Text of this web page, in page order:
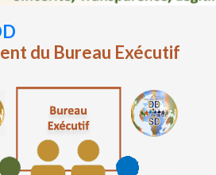
du Bureau Exécutif